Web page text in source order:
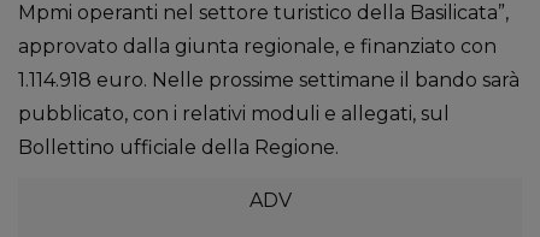
Mpmi operanti nel settore turistico della Basilicata”,
approvato dalla giunta regionale, e finanziato con
1.114.918 euro. Nelle prossime settimane il bando sarà
pubblicato, con i relativi moduli e allegati, sul
Bollettino ufficiale della Regione.